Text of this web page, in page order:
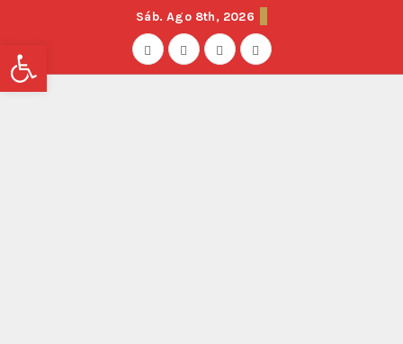
Sáb. Ago 8th, 2026
Abrir barra de herramientas